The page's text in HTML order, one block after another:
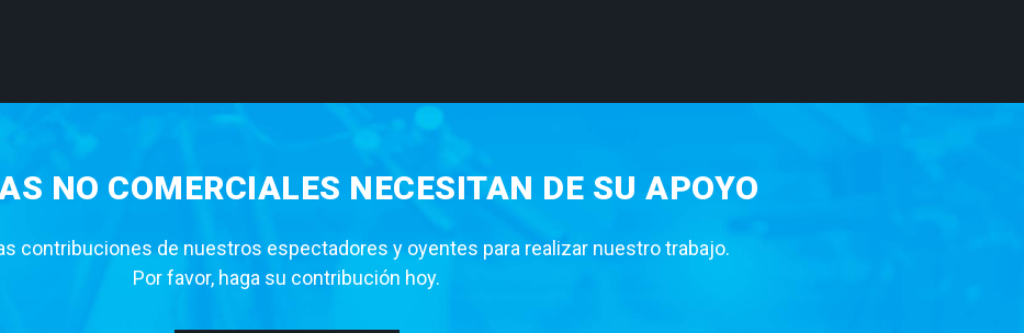
NO COMERCIALES NECESITAN DE SU APOYO
contribuciones de nuestros espectadores y oyentes para realizar nuestro trabajo.
Por favor, haga su contribución hoy.